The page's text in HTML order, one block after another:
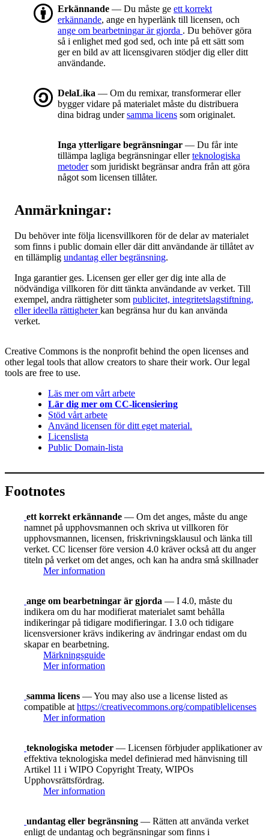
Erkännande — Du måste ge ett korrekt
erkännande, ange en hyperlänk till licensen, och
ange om bearbetningar är gjorda . Du behöver göra
så i enlighet med god sed, och inte på ett sätt som
ger en bild av att licensgivaren stödjer dig eller ditt
användande.
DelaLika — Om du remixar, transformerar eller
bygger vidare på materialet måste du distribuera
dina bidrag undersamma licens som originalet.
Inga ytterligare begränsningar — Du får inte
tillämpa lagliga begränsningar ellerteknologiska
metodersom juridiskt begränsar andra från att göra
något som licensen tillåter.
Anmärkningar:
Du behöver inte följa licensvillkoren för de delar av materialet
som finns i public domain eller där ditt användande är tillåtet av
en tillämplig undantag eller begränsning.
Inga garantier ges. Licensen ger eller ger dig inte alla de
nödvändiga villkoren för ditt tänkta användande av verket. Till
exempel, andra rättigheter som publicitet, integritetslagstiftning,
eller ideella rättigheterkan begränsa hur du kan använda
verket.
Creative Commons is the nonprofit behind the open licenses and
other legal tools that allow creators to share their work. Our legal
tools are free to use.
Läs mer om vårt arbete
Lär dig mer om CC-licensiering
Stöd vårt arbete
Använd licensen för ditt eget material.
Licenslista
Public Domain-lista
Footnotes
ett korrekt erkännande — Om det anges, måste du ange
namnet på upphovsmannen och skriva ut villkoren för
upphovsmannen, licensen, friskrivningsklausul och länka till
verket. CC licenser före version 4.0 kräver också att du anger
titeln på verket om det anges, och kan ha andra små skillnader
Mer information
ange om bearbetningar är gjorda — I 4.0, måste du
indikera om du har modifierat materialet samt behålla
indikeringar på tidigare modifieringar. I 3.0 och tidigare
licensversioner krävs indikering av ändringar endast om du
skapar en bearbetning.
Märkningsguide
Mer information
samma licens — You may also use a license listed as
compatible at https://creativecommons.org/compatiblelicenses
Mer information
teknologiska metoder — Licensen förbjuder applikationer av
effektiva teknologiska medel definierad med hänvisning till
Artikel 11 i WIPO Copyright Treaty, WIPOs
Upphovsrättsfördrag.
Mer information
undantag eller begränsning — Rätten att använda verket
enligt de undantag och begränsningar som finns i